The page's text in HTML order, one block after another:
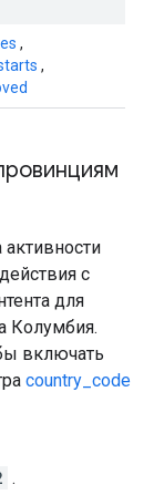
,
,
активности
с
для
Колумбия.
включать
country_code
.